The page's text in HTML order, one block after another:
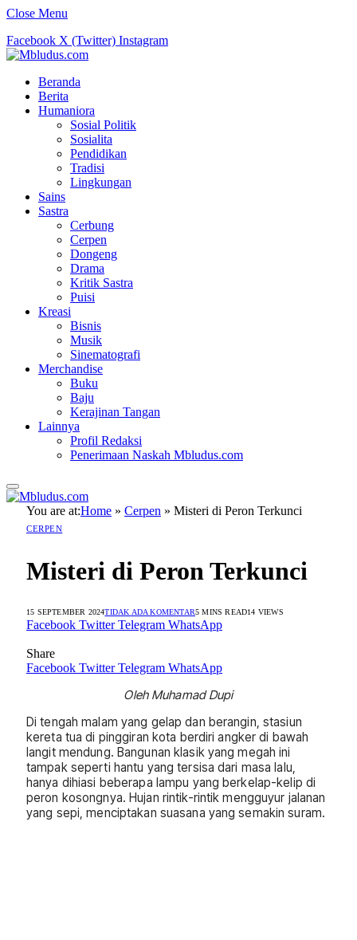
Close Menu
Facebook X (Twitter) Instagram
Beranda
Berita
Humaniora
Sosial Politik
Sosialita
Pendidikan
Tradisi
Lingkungan
Sains
Sastra
Cerbung
Cerpen
Dongeng
Drama
Kritik Sastra
Puisi
Kreasi
Bisnis
Musik
Sinematografi
Merchandise
Buku
Baju
Kerajinan Tangan
Lainnya
Profil Redaksi
Penerimaan Naskah Mbludus.com
You are at:Home » Cerpen » Misteri di Peron Terkunci
CERPEN
Misteri di Peron Terkunci
15 SEPTEMBER 2024TIDAK ADA KOMENTAR5 MINS READ14 VIEWS
Facebook Twitter Telegram WhatsApp
Share
Facebook Twitter Telegram WhatsApp
Oleh Muhamad Dupi
Di tengah malam yang gelap dan berangin, stasiun
kereta tua di pinggiran kota berdiri angker di bawah
langit mendung. Bangunan klasik yang megah ini
tampak seperti hantu yang tersisa dari masa lalu,
hanya dihiasi beberapa lampu yang berkelap-kelip di
peron kosongnya. Hujan rintik-rintik mengguyur jalanan
yang sepi, menciptakan suasana yang semakin suram.